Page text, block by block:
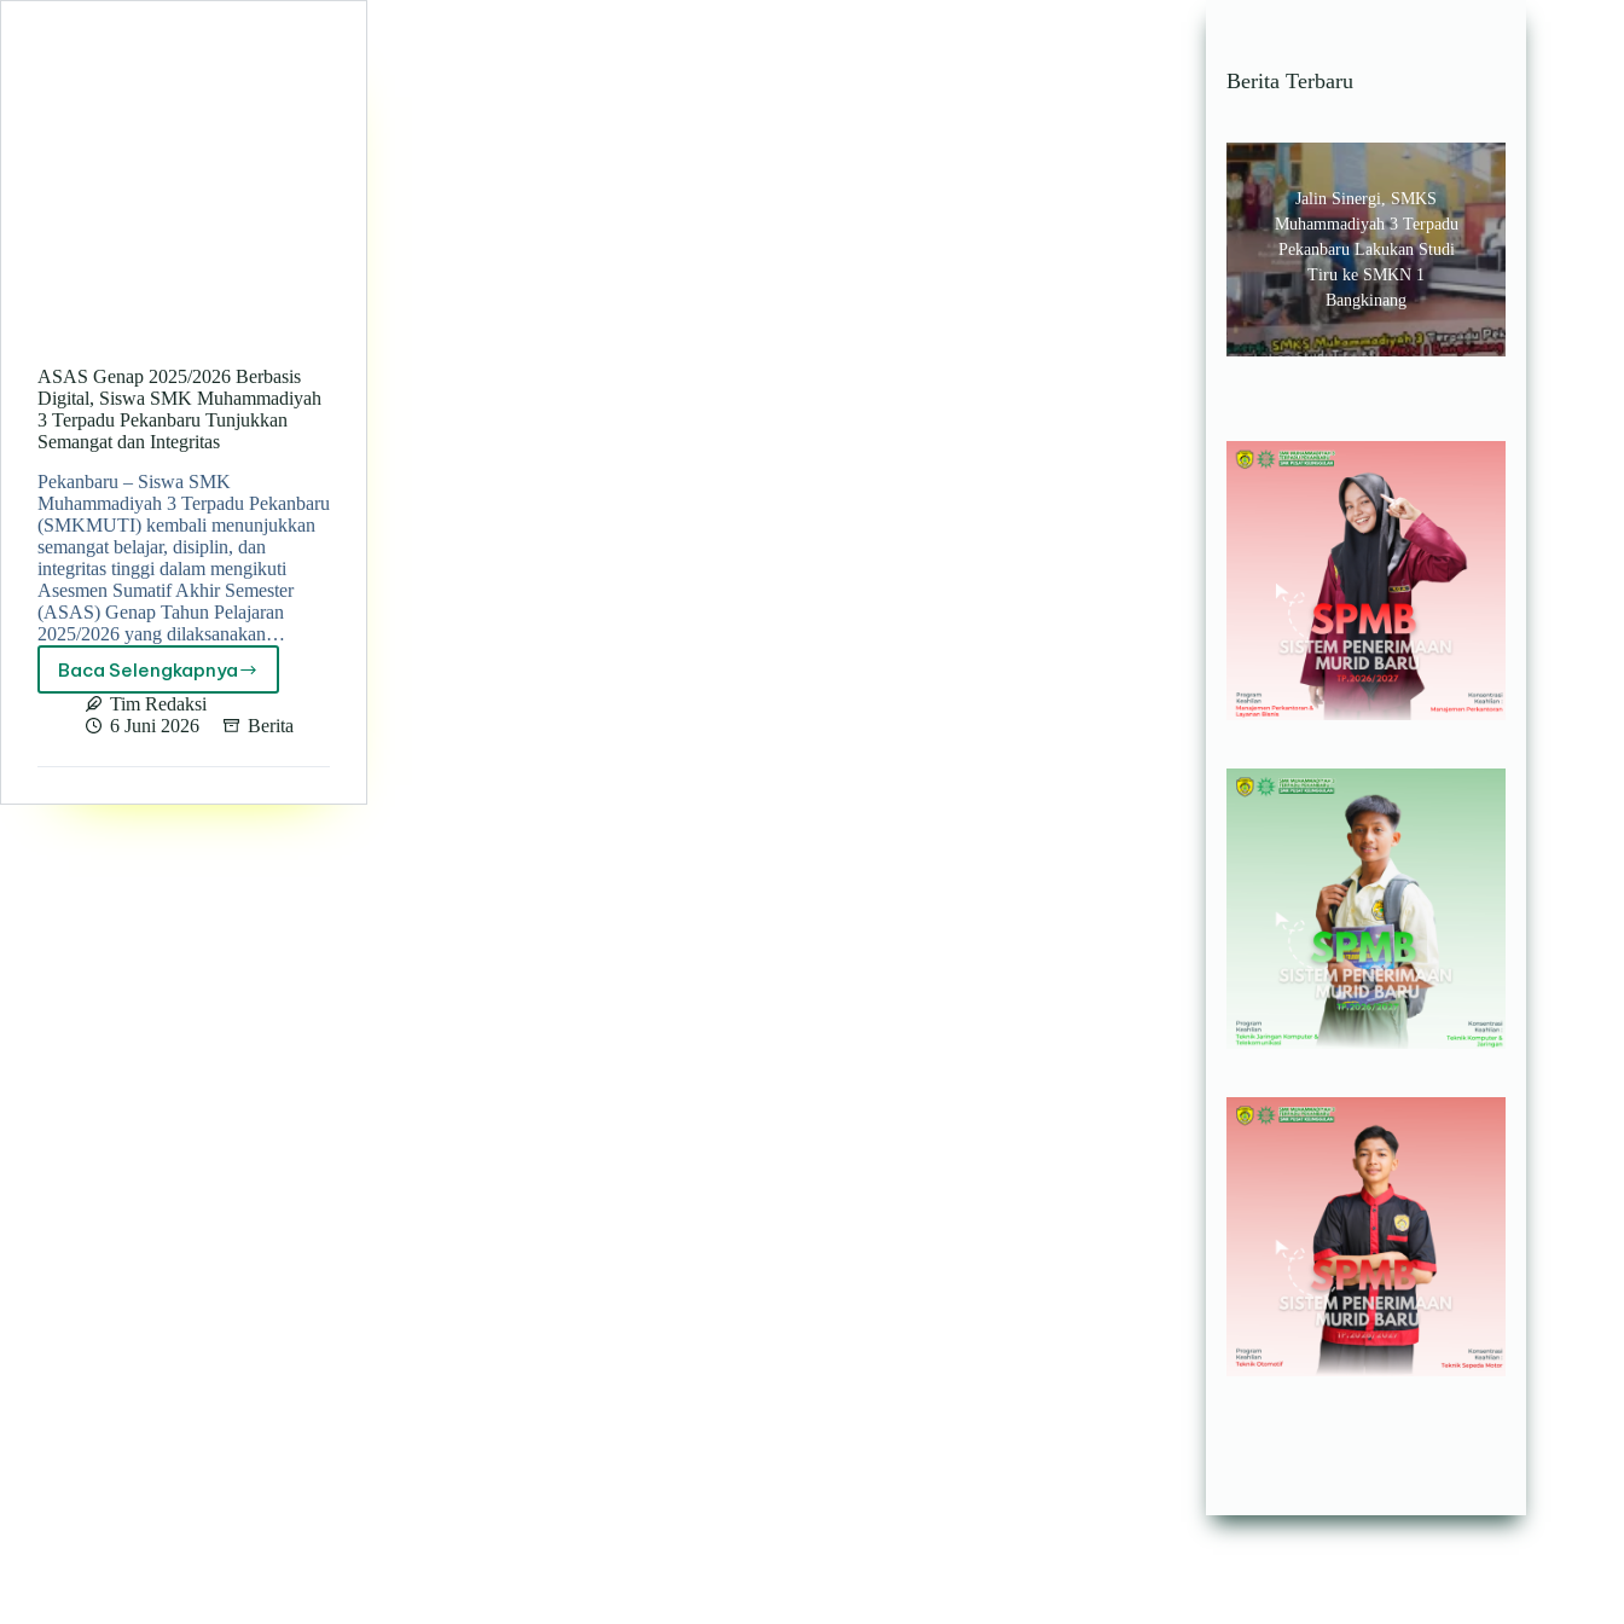
ASAS Genap 2025/2026 Berbasis
Digital, Siswa SMK Muhammadiyah
3 Terpadu Pekanbaru Tunjukkan
Semangat dan Integritas
Pekanbaru – Siswa SMK
Muhammadiyah 3 Terpadu Pekanbaru
(SMKMUTI) kembali menunjukkan
semangat belajar, disiplin, dan
integritas tinggi dalam mengikuti
Asesmen Sumatif Akhir Semester
(ASAS) Genap Tahun Pelajaran
2025/2026 yang dilaksanakan…
Baca Selengkapnya
ASAS
Genap
2025/2026
Digital,
SMK
Tim Redaksi
6 Juni 2026
Berita
Berita Terbaru
Jalin Sinergi, SMKS
Muhammadiyah 3 Terpadu
Pekanbaru Lakukan Studi
Tiru ke SMKN 1
Bangkinang